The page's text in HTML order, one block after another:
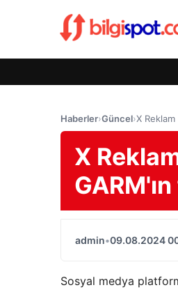
Haberler›Güncel›X
X
admin•09.08.2024
Sosyal medya